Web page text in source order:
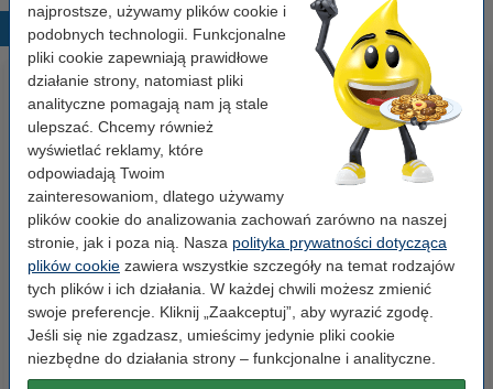
najprostsze, używamy plików cookie i
podobnych technologii. Funkcjonalne
pliki cookie zapewniają prawidłowe
działanie strony, natomiast pliki
analityczne pomagają nam ją stale
ulepszać. Chcemy również
wyświetlać reklamy, które
odpowiadają Twoim
zainteresowaniom, dlatego używamy
plików cookie do analizowania zachowań zarówno na naszej
stronie, jak i poza nią. Nasza polityka prywatności dotycząca
plików cookie zawiera wszystkie szczegóły na temat rodzajów
tych plików i ich działania. W każdej chwili możesz zmienić
swoje preferencje. Kliknij „Zaakceptuj”, aby wyrazić zgodę.
Jeśli się nie zgadzasz, umieścimy jedynie pliki cookie
niezbędne do działania strony – funkcjonalne i analityczne.
Popularne produkty
Spinacze biurowe 33 mm
okrągłe (100 sztuk), 123drukuj
2,90 zł z VAT
Zestaw 4x marker do tablic
suchościeralnych (okrągła
końcówka 2,5 mm) 123drukuj
19,90 zł z VAT